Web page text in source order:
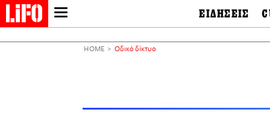
NEWSLETTER
ΕΙΔΗΣΕΙΣ
&
HOME Οδικό δίκτυο